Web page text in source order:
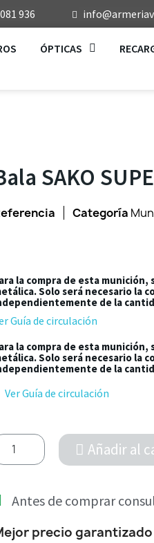
936
ÓPTICAS
SAKO
Categoría
la compra de esta
Solo será necesario la
de la
Guía de circulación
la compra de esta
Solo será necesario la
de la
Ver Guía de circulación
Añadir al
Antes de comprar
precio garantizado